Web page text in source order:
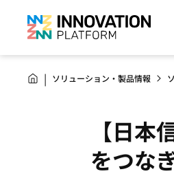
ソリューション・製品情報
【日
をつな